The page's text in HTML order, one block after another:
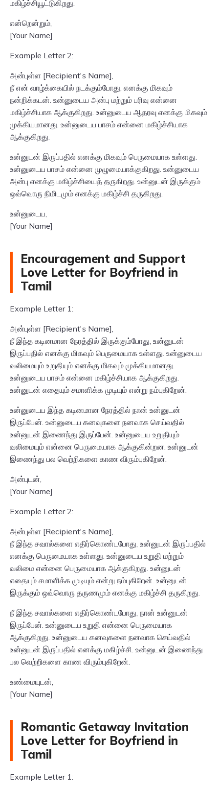
மகிழ்ச்சியூட்டுகிறது.
என்றென்றும்,
[Your Name]
Example Letter 2:
அன்புள்ள [Recipient's Name],
நீ என் வாழ்க்கையில் நடக்கும்போது, எனக்கு மிகவும்
நன்றிக்கடன். உன்னுடைய அன்பு மற்றும் பரிவு என்னை
மகிழ்ச்சியாக ஆக்குகிறது. உன்னுடைய ஆதரவு எனக்கு மிகவும்
முக்கியமானது. உன்னுடைய பாசம் என்னை மகிழ்ச்சியாக
ஆக்குகிறது.
உன்னுடன் இருப்பதில் எனக்கு மிகவும் பெருமையாக உள்ளது.
உன்னுடைய பாசம் என்னை முழுமையாக்குகிறது. உன்னுடைய
அன்பு எனக்கு மகிழ்ச்சியைத் தருகிறது. உன்னுடன் இருக்கும்
ஒவ்வொரு நிமிடமும் எனக்கு மகிழ்ச்சி தருகிறது.
உன்னுடைய,
[Your Name]
Encouragement and Support
Love Letter for Boyfriend in
Tamil
Example Letter 1:
அன்புள்ள [Recipient's Name],
நீ இந்த கடினமான நேரத்தில் இருக்கும்போது, உன்னுடன்
இருப்பதில் எனக்கு மிகவும் பெருமையாக உள்ளது. உன்னுடைய
வலிமையும் உறுதியும் எனக்கு மிகவும் முக்கியமானது.
உன்னுடைய பாசம் என்னை மகிழ்ச்சியாக ஆக்குகிறது.
உன்னுடன் எதையும் சமாளிக்க முடியும் என்று நம்புகிறேன்.
உன்னுடைய இந்த கடினமான நேரத்தில் நான் உன்னுடன்
இருப்பேன். உன்னுடைய கனவுகளை நனவாக செய்வதில்
உன்னுடன் இணைந்து இருப்பேன். உன்னுடைய உறுதியும்
வலிமையும் என்னை பெருமையாக ஆக்குகின்றன. உன்னுடன்
இணைந்து பல வெற்றிகளை காண விரும்புகிறேன்.
அன்புடன்,
[Your Name]
Example Letter 2:
அன்புள்ள [Recipient's Name],
நீ இந்த சவால்களை எதிர்கொண்டபோது, உன்னுடன் இருப்பதில்
எனக்கு பெருமையாக உள்ளது. உன்னுடைய உறுதி மற்றும்
வலிமை என்னை பெருமையாக ஆக்குகிறது. உன்னுடன்
எதையும் சமாளிக்க முடியும் என்று நம்புகிறேன். உன்னுடன்
இருக்கும் ஒவ்வொரு தருணமும் எனக்கு மகிழ்ச்சி தருகிறது.
நீ இந்த சவால்களை எதிர்கொண்டபோது, நான் உன்னுடன்
இருப்பேன். உன்னுடைய உறுதி என்னை பெருமையாக
ஆக்குகிறது. உன்னுடைய கனவுகளை நனவாக செய்வதில்
உன்னுடன் இருப்பதில் எனக்கு மகிழ்ச்சி. உன்னுடன் இணைந்து
பல வெற்றிகளை காண விரும்புகிறேன்.
உண்மையுடன்,
[Your Name]
Romantic Getaway Invitation
Love Letter for Boyfriend in
Tamil
Example Letter 1: